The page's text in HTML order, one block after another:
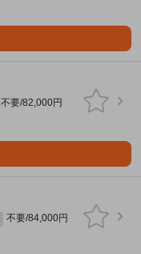
不要/82,000円
不要/84,000円